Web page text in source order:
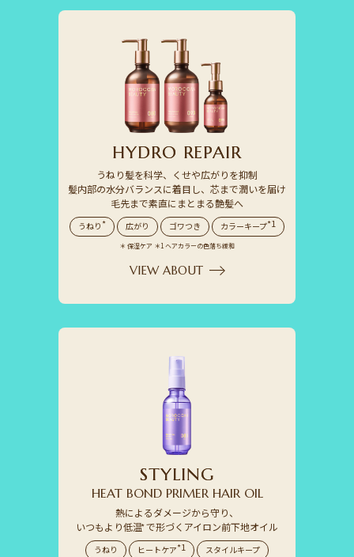
HYDRO REPAIR
うねり髪を科学、くせや広がりを抑制
髪内部の水分バランスに着目し、芯まで潤いを届け
毛先まで素直にまとまる艶髪へ
うねり* 広がり ゴワつき カラーキープ*1
＊ 保湿ケア ＊1 ヘアカラーの色落ち緩和
VIEW ABOUT
STYLING
HEAT BOND PRIMER HAIR OIL
熱によるダメージから守り、
いつもより低温*で形づくアイロン前下地オイル
うねり ヒートケア*1 スタイルキープ